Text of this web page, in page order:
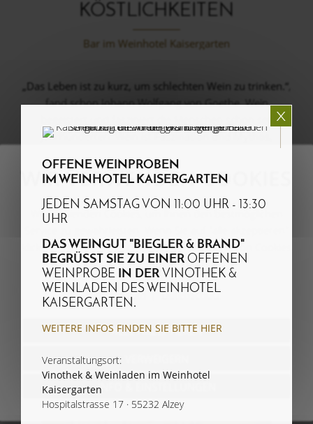
KÖSTLICHKEITEN
Bar im Weinhotel Kaisergarten
„Das Leben ist zu kurz, um schlechten Wein zu trinken.“
fand schon Johann Wolfgang von Goethe. Wein
Jahrhunderten. Wein ist
Faszination und Mythos,
Und er ist der Inbegriff für
Gemütlichkeit. So wie unsere Weinbar. Hier können Sie in
aller rheinhessischen Gemütlichkeit unsere Weine
probieren, sich Ihren Cocktail mixen lassen und Ihren
Feierabend natürlich auch mit einem kühlen Blonden
krönen.
Wünschen Sie sich was!
nächster
OFFENE WEINPROBEN
IM WEINHOTEL KAISERGARTEN
JEDEN SAMSTAG VON 11:00 UHR - 13:30
UHR
DAS WEINGUT "BIEGLER & BRAND"
BEGRÜSST SIE ZU EINER OFFENEN
WEINPROBEIN DER VINOTHEK &
WEINLADEN DES WEINHOTEL
KAISERGARTEN .
WEITERE INFOS FINDEN SIE BITTE HIER
Veranstaltungsort:
Vinothek & Weinladen im Weinhotel
Kaisergarten
Hospitalstrasse 17· 55232 Alzey
WIR VERWENDEN COOKIES
Wir verwenden Cookies, um Ihnen den bestmöglichen
klicken, erklären Sie sich mit der Verwendung von Cookies
einverstanden.
Impressum Datenschutz
INFO & EINSTELLUNGEN
ALLE AKZEPTIEREN